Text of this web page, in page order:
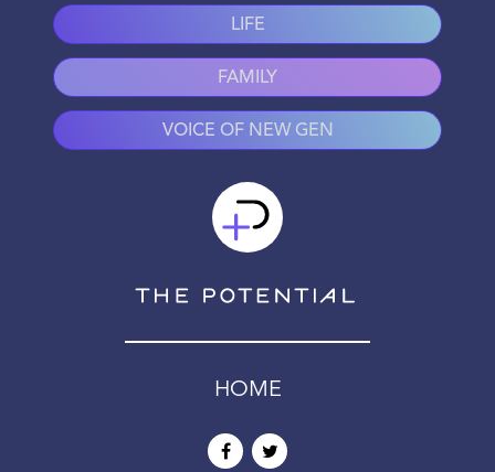
LIFE
FAMILY
VOICE OF NEW GEN
HOME